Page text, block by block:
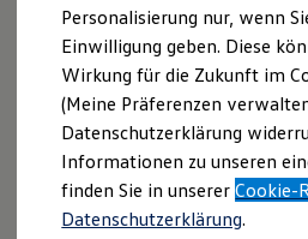
Auf- und Umbauten
Groß- und Sonderkunden
Großkunden
Kommunen &
Journalisten
Sportvereine
Branchenlösungen
Bau & Handwerk
Gewerbliche
Service & mobile
Kurier, Logistik &
Ergonomie
Komfortin
Personalisierung nur, wenn
Einwilligung geben. Diese
Wirkung für die Zukunft im
(Meine Präferenzen
Datenschutzerklärung
Informationen zu unseren
finden Sie in unsererCookie-
Datenschutzerklärung.